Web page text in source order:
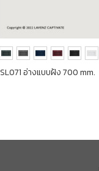
SL071 อ่างแบบฝัง 700 mm.